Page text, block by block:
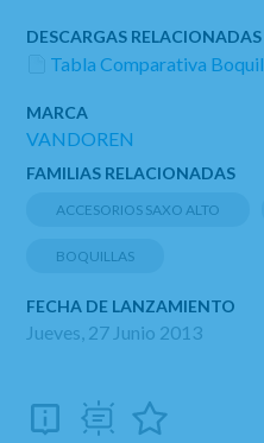
DESCARGAS RELACIONADAS
Tabla Comparativa
MARCA
VANDOREN
FAMILIAS RELACIONADAS
ACCESORIOS SAXO ALTO
BOQUILLAS
FECHA DE LANZAMIENTO
Jueves, 27 Junio 2013